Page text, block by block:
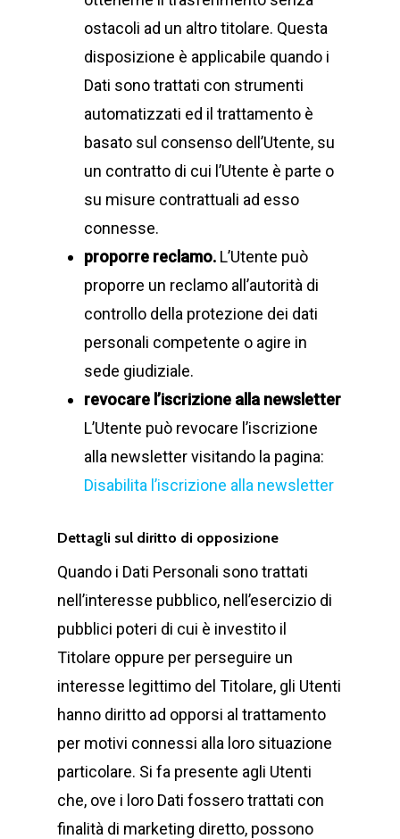
ostacoli ad un altro titolare. Questa
disposizione è applicabile quando i
Dati sono trattati con strumenti
automatizzati ed il trattamento è
basato sul consenso dell’Utente, su
un contratto di cui l’Utente è parte o
su misure contrattuali ad esso
connesse.
proporre reclamo. L’Utente può
proporre un reclamo all’autorità di
controllo della protezione dei dati
personali competente o agire in
sede giudiziale.
revocare l’iscrizione alla newsletter
L’Utente può revocare l’iscrizione
alla newsletter visitando la pagina:
Disabilita l’iscrizione alla newsletter
Dettagli sul diritto di opposizione
Quando i Dati Personali sono trattati
nell’interesse pubblico, nell’esercizio di
pubblici poteri di cui è investito il
Titolare oppure per perseguire un
interesse legittimo del Titolare, gli Utenti
hanno diritto ad opporsi al trattamento
per motivi connessi alla loro situazione
particolare. Si fa presente agli Utenti
che, ove i loro Dati fossero trattati con
finalità di marketing diretto, possono